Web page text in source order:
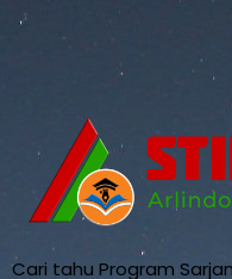
Cari tahu Program